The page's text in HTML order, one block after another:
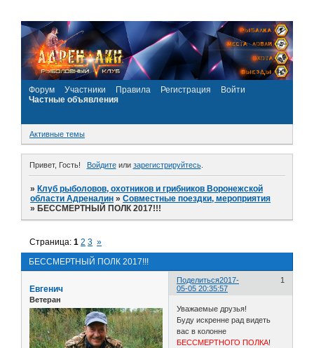
Форум Участники Правила Регистрация
Войти
Частные объявления
Активные темы
Привет, Гость! Войдитеили зарегистрируйтесь.
»Клуб рыболовов, охотников и грибников Воронежской
области Адреналин »Совместные поездки, мероприятия
»БЕССМЕРТНЫЙ ПОЛК 2017!!!
БЕССМЕРТНЫЙ ПОЛК 2017!!!
Страница:1 2 3 »
Поделиться 1
2017-
05-05 20:35:57
Евгенич
Ветеран
Уважаемые друзья!
Буду искренне рад видеть
вас в колонне
БЕССМЕРТНОГО ПОЛКА!